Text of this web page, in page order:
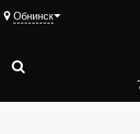
Обнинск